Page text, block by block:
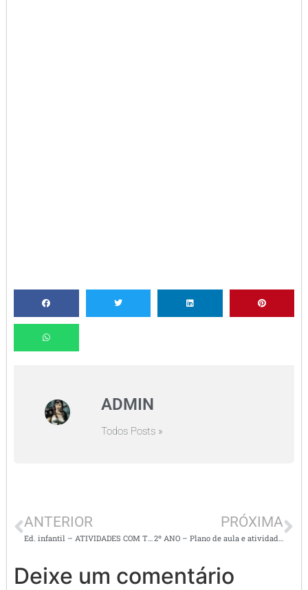
ADMIN
Todos Posts »
ANTERIOR PRÓXIMA
Deixe um comentário